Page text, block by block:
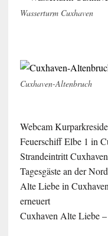
Wasserturm Cuxhaven
Cuxhaven-Altenbruch
Webcam
Feuerschiff Elbe 1 in
Strandeintritt
Tagesgäste an der
Alte Liebe in
erneuert
Cuxhaven Alte Liebe